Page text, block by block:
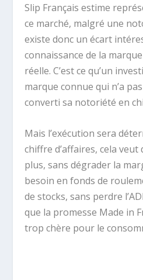
Slip Français estime
ce marché, malgré une
existe donc un écart
connaissance de la
réelle. C’est ce qu’un
marque connue qui n’a
converti sa notoriété en
Mais l’exécution sera
chiffre d’affaires, cela
plus, sans dégrader la
besoin en fonds de
de stocks, sans perdre
que la promesse Made in
trop chère pour le